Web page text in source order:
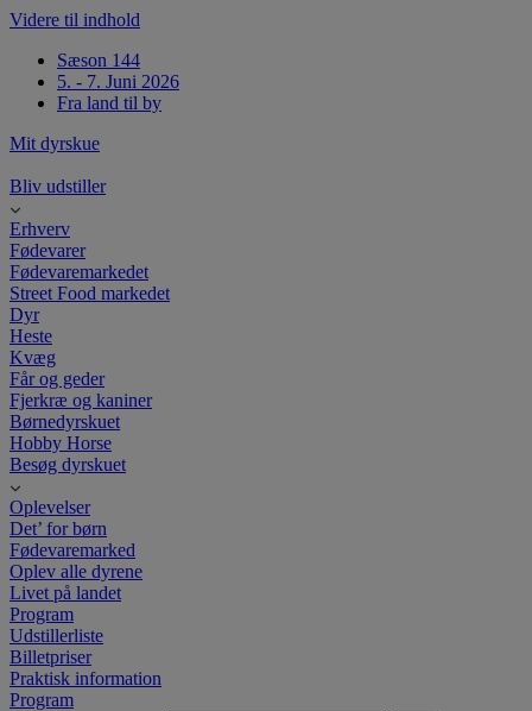
Videre til indhold
Sæson 144
5. - 7. Juni 2026
Fra land til by
Mit dyrskue
Bliv udstiller
Erhverv
Fødevarer
Fødevaremarkedet
Street Food markedet
Dyr
Heste
Kvæg
Får og geder
Fjerkræ og kaniner
Børnedyrskuet
Hobby Horse
Besøg dyrskuet
Oplevelser
Det’ for børn
Fødevaremarked
Oplev alle dyrene
Livet på landet
Program
Udstillerliste
Billetpriser
Praktisk information
Program